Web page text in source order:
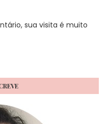
sua visita é muito